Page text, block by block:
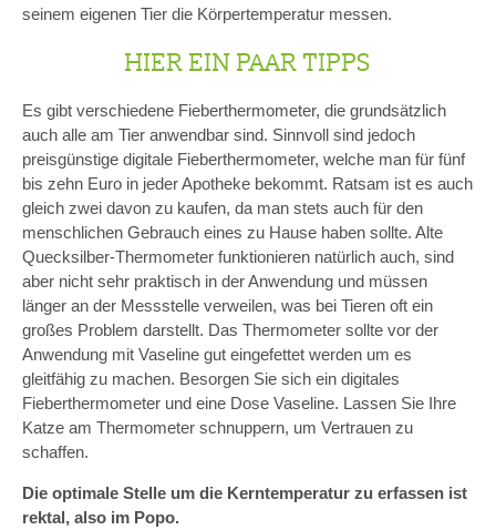
seinem eigenen Tier die Körpertemperatur messen.
HIER EIN PAAR TIPPS
Es gibt verschiedene Fieberthermometer, die grundsätzlich
auch alle am Tier anwendbar sind. Sinnvoll sind jedoch
preisgünstige digitale Fieberthermometer, welche man für fünf
bis zehn Euro in jeder Apotheke bekommt. Ratsam ist es auch
gleich zwei davon zu kaufen, da man stets auch für den
menschlichen Gebrauch eines zu Hause haben sollte. Alte
Quecksilber-Thermometer funktionieren natürlich auch, sind
aber nicht sehr praktisch in der Anwendung und müssen
länger an der Messstelle verweilen, was bei Tieren oft ein
großes Problem darstellt. Das Thermometer sollte vor der
Anwendung mit Vaseline gut eingefettet werden um es
gleitfähig zu machen. Besorgen Sie sich ein digitales
Fieberthermometer und eine Dose Vaseline. Lassen Sie Ihre
Katze am Thermometer schnuppern, um Vertrauen zu
schaffen.
Die optimale Stelle um die Kerntemperatur zu erfassen ist
rektal, also im Popo.